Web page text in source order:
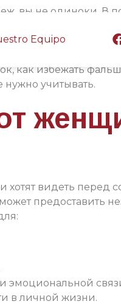
Equipo
вы не одиноки. В
но могут
возраста
50 лет, но и с
как избежать
нужно учитывать.
видеть перед
предоставить
эмоциональной
в личной жизни.